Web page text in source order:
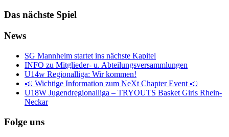
Das nächste Spiel
News
SG Mannheim startet ins nächste Kapitel
INFO zu Mitglieder- u. Abteilungsversammlungen
U14w Regionalliga: Wir kommen!
📣 Wichtige Information zum NeXt Chapter Event 📣
U18W Jugendregionalliga – TRYOUTS Basket Girls Rhein-
Neckar
Folge uns